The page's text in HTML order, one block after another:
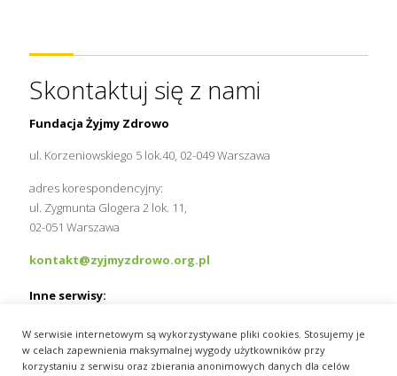
Skontaktuj się z nami
Fundacja Żyjmy Zdrowo
ul. Korzeniowskiego 5 lok.40, 02-049 Warszawa
adres korespondencyjny:
ul. Zygmunta Glogera 2 lok. 11,
02-051 Warszawa
kontakt@zyjmyzdrowo.org.pl
Inne serwisy:
MedExpress.pl
Wydawnictwo Slużba Zdrowia
pracamedyka.pl
W serwisie internetowym są wykorzystywane pliki cookies. Stosujemy je
w celach zapewnienia maksymalnej wygody użytkowników przy
korzystaniu z serwisu oraz zbierania anonimowych danych dla celów